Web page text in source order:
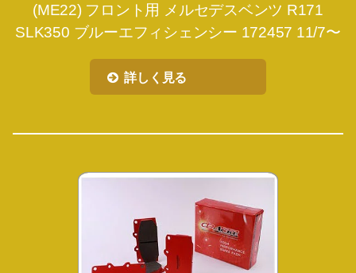
(ME22) フロント用 メルセデスベンツ R171
SLK350 ブルーエフィシェンシー 172457 11/7〜
詳しく見る